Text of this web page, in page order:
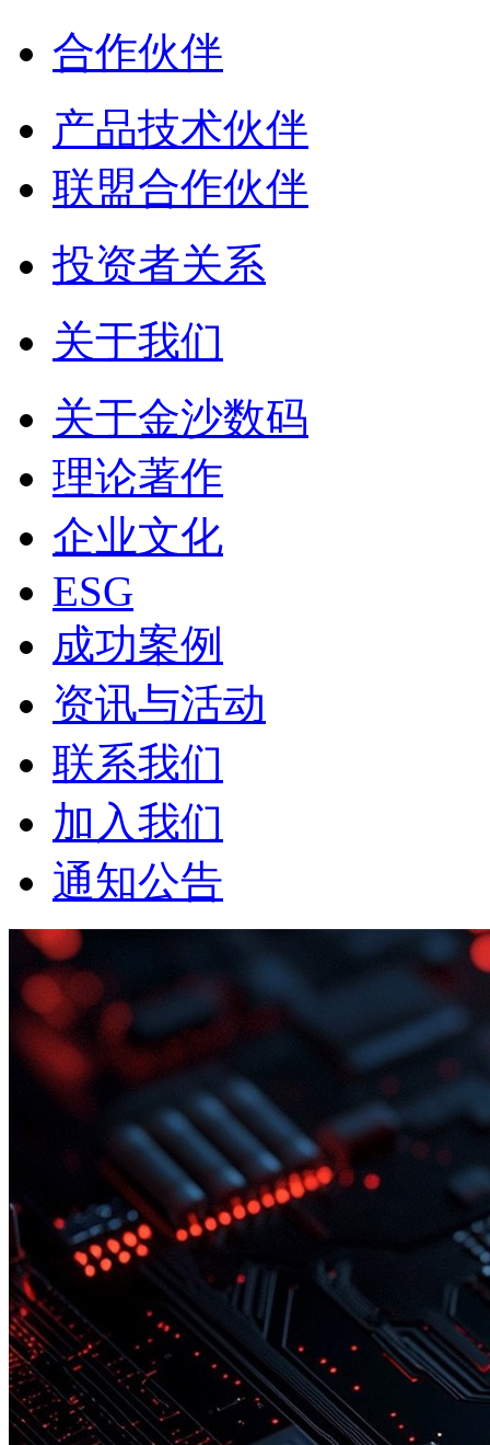
合作伙伴
产品技术伙伴
联盟合作伙伴
投资者关系
关于我们
关于金沙数码
理论著作
企业文化
ESG
成功案例
资讯与活动
联系我们
加入我们
通知公告